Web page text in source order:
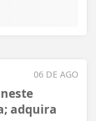
06 DE AGO
adquira